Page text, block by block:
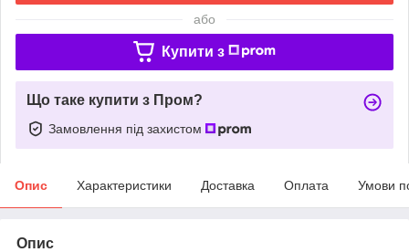
або
Купити з
Що таке купити з Пром?
Замовлення під захистом
Опис Характеристики Доставка Оплата Умови
Опис